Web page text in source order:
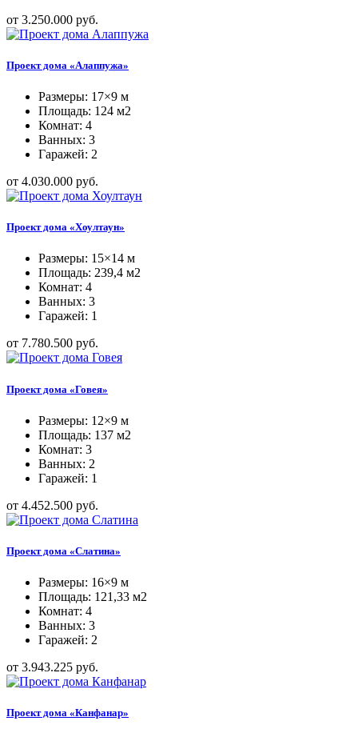
от 3.250.000 руб.
Проект дома «Алаппужа»
Размеры: 17×9 м
Площадь: 124 м2
Комнат: 4
Ванных: 3
Гаражей: 2
от 4.030.000 руб.
Проект дома «Хоултаун»
Размеры: 15×14 м
Площадь: 239,4 м2
Комнат: 4
Ванных: 3
Гаражей: 1
от 7.780.500 руб.
Проект дома «Говея»
Размеры: 12×9 м
Площадь: 137 м2
Комнат: 3
Ванных: 2
Гаражей: 1
от 4.452.500 руб.
Проект дома «Слатина»
Размеры: 16×9 м
Площадь: 121,33 м2
Комнат: 4
Ванных: 3
Гаражей: 2
от 3.943.225 руб.
Проект дома «Канфанар»